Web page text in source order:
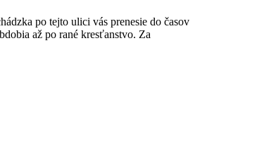
po tejto ulici vás prenesie do časov
až po rané kresťanstvo. Za